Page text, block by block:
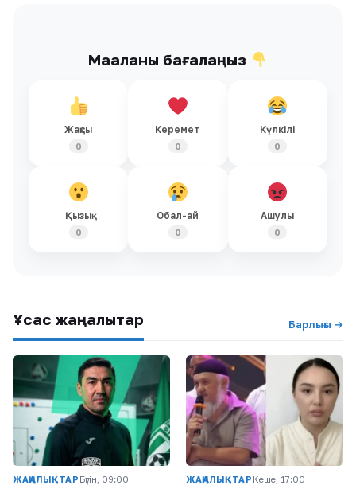
Мақаланы бағалаңыз
Жақсы
0
Керемет
0
Күлкілі
0
Қызық
0
Обал-ай
0
Ашулы
0
Ұқсас жаңалықтар Барлығы →
ЖАҢАЛЫҚТАР Бүгін, 09:00 ЖАҢАЛЫҚТАР Кеше, 17:00